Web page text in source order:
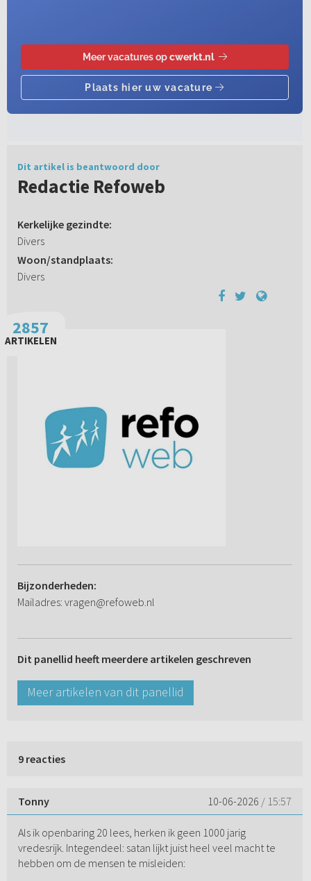
Dit artikel is beantwoord door
Redactie Refoweb
Kerkelijke gezindte:
Divers
Woon/standplaats:
Divers
2857
ARTIKELEN
Bijzonderheden:
Mailadres: vragen@refoweb.nl
Dit panellid heeft meerdere artikelen geschreven
Meer artikelen van dit panellid
9 reacties
Tonny 10-06-2026 / 15:57
Als ik openbaring 20 lees, herken ik geen 1000 jarig
vredesrijk. Integendeel: satan lijkt juist heel veel macht te
hebben om de mensen te misleiden: